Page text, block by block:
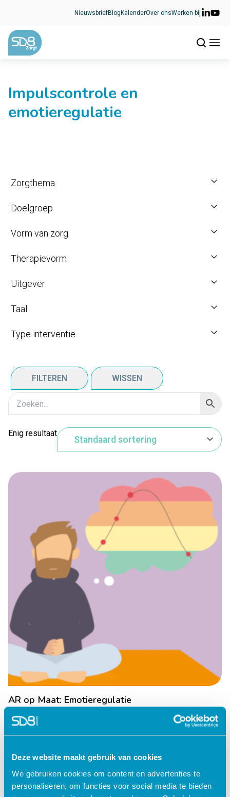
Deze website maakt gebruik van cookies
We gebruiken cookies om content en advertenties te
personaliseren, om functies voor social media te bieden
NieuwsbriefBlog KalenderOver onsWerken bij
Impulscontrole en
emotieregulatie
Zorgthema
Doelgroep
Vorm van zorg
Therapievorm
Uitgever
Taal
Type interventie
FILTEREN WISSEN
Enig resultaat
AR op Maat: Emotieregulatie
Lees verder